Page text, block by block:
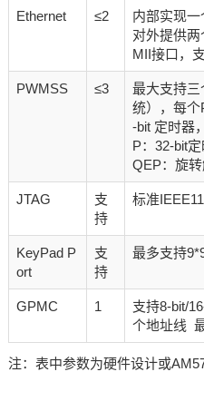
Ethernet ≤2
内部实现一
对外提供
MII接口，
PWMSS ≤3
最大支持
统），每
-bit 定时器
P：32-bit
QEP：旋
JTAG
支
持
标准
KeyPad P
ort
支
持
最多支持
GPMC 1
支持8-bit/
个地址线
注：表中参数为硬件设计或